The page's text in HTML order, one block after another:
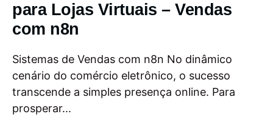
para Lojas Virtuais – Vendas
com n8n
Sistemas de Vendas com n8n No dinâmico
cenário do comércio eletrônico, o sucesso
transcende a simples presença online. Para
prosperar...